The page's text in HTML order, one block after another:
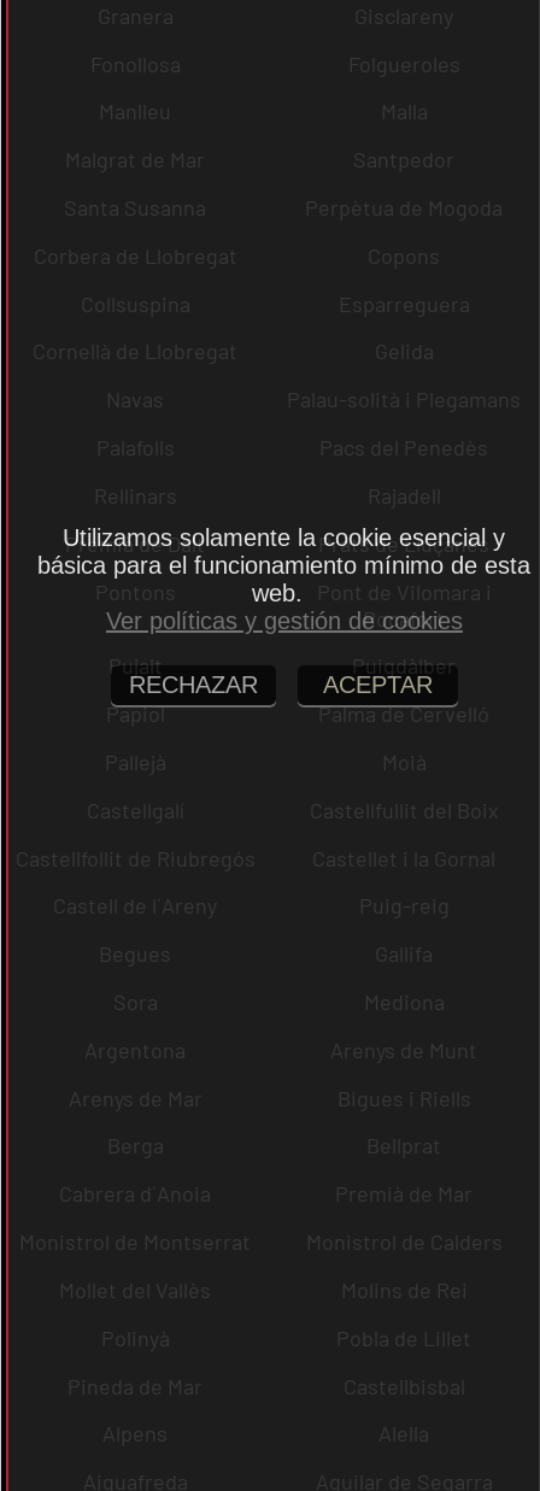
Granera
Gisclareny
Fonollosa
Folgueroles
Manlleu
Malla
Malgrat de Mar
Santpedor
Santa Susanna
Perpètua de Mogoda
Corbera de Llobregat
Copons
Collsuspina
Esparreguera
Cornellà de Llobregat
Gelida
Navas
Palau-solità i Plegamans
Palafolls
Pacs del Penedès
Rellinars
Rajadell
Premià de Dalt
Prats de Lluçanès
Pontons
Pont de Vilomara i
Rocafort
Pujalt
Puigdàlber
Papiol
Palma de Cervelló
Pallejà
Moià
Castellgalí
Castellfullit del Boix
Castellfollit de Riubregós
Castellet i la Gornal
Castell de l´Areny
Puig-reig
Begues
Gallifa
Sora
Mediona
Argentona
Arenys de Munt
Arenys de Mar
Bigues i Riells
Berga
Bellprat
Cabrera d´Anoia
Premià de Mar
Monistrol de Montserrat
Monistrol de Calders
Mollet del Vallès
Molins de Rei
Polinyà
Pobla de Lillet
Pineda de Mar
Castellbisbal
Alpens
Alella
Aiguafreda
Aguilar de Segarra
Utilizamos solamente la cookie esencial y
básica para el funcionamiento mínimo de esta
web.
Ver políticas y gestión de cookies
RECHAZAR ACEPTAR